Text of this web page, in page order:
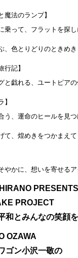
魔法のランプ】
乗って、フラットを探し
、色とりどりのときめき
行記】
と戯れる、ユートピアの
】
う、運命のヒールを見つ
て、煌めきをつかまえて
やかに、想いを寄せる
PRESENTS
PROJECT
和とみんなの笑顔
OZAWA
ゴン小沢一敬の